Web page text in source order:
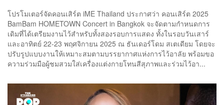
โปรโมเตอร์จัดคอนเสิร์ต iME Thailand ประกาศว่า คอนเสิร์ต 2025
BamBam HOMETOWN Concert in Bangkok จะจัดตามกำหนดการ
เดิมที่ได้เตรียมงานไว้สำหรับทั้งสองรอบการแสดง ทั้งในรอบวันเสาร์
และอาทิตย์ 22-23 พฤศจิกายน 2025 ณ ธันเดอร์โดม สเตเดียม โดยจะ
ปรับรูปแบบงานให้เหมาะสมตามบรรยากาศแห่งการไว้อาลัย พร้อมขอ
ความร่วมมือผู้ชมสวมใส่เครื่องแต่งกายโทนสีสุภาพและร่วมไว้อา...